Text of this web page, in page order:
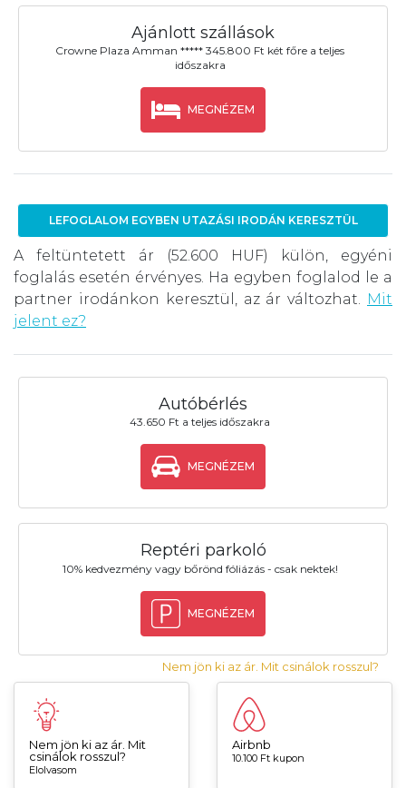
Ajánlott szállások
Crowne Plaza Amman ***** 345.800 Ft két főre a teljes
időszakra
MEGNÉZEM
LEFOGLALOM EGYBEN UTAZÁSI IRODÁN KERESZTÜL
A feltüntetett ár (52.600 HUF) külön, egyéni
foglalás esetén érvényes. Ha egyben foglalod le a
partner irodánkon keresztül, az ár változhat. Mit
jelent ez?
Autóbérlés
43.650 Ft a teljes időszakra
MEGNÉZEM
Reptéri parkoló
10% kedvezmény vagy bőrönd fóliázás - csak nektek!
MEGNÉZEM
Nem jön ki az ár. Mit csinálok rosszul?
Nem jön ki az ár. Mit
csinálok rosszul?
Elolvasom
Airbnb
10.100 Ft kupon